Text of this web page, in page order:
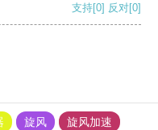
支持[0] 反对[0]
旋风
旋风加速